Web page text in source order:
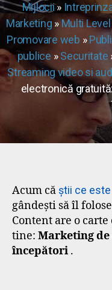
Mijlocii»
Marketing »Multi
Promovare web »
publice »Securitate
Streaming video si
electronică
Acum că știi ce
gândești să îl
Content are o
tine: Marketing
începători .